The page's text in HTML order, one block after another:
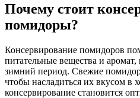
Почему стоит
помидоры?
Консервирование помидоров
питательные вещества и
зимний период. Свежие
чтобы насладиться их вкусом в
консервирование становится